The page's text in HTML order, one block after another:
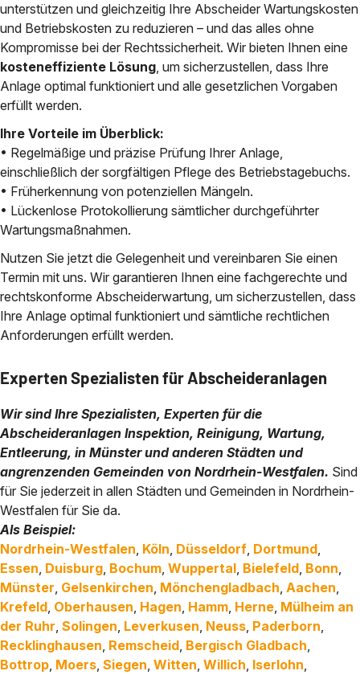
unterstützen und gleichzeitig Ihre Abscheider Wartungskosten
und Betriebskosten zu reduzieren – und das alles ohne
Kompromisse bei der Rechtssicherheit. Wir bieten Ihnen eine
kosteneffiziente Lösung, um sicherzustellen, dass Ihre
Anlage optimal funktioniert und alle gesetzlichen Vorgaben
erfüllt werden.
Ihre Vorteile im Überblick:
• Regelmäßige und präzise Prüfung Ihrer Anlage,
einschließlich der sorgfältigen Pflege des Betriebstagebuchs.
• Früherkennung von potenziellen Mängeln.
• Lückenlose Protokollierung sämtlicher durchgeführter
Wartungsmaßnahmen.
Nutzen Sie jetzt die Gelegenheit und vereinbaren Sie einen
Termin mit uns. Wir garantieren Ihnen eine fachgerechte und
rechtskonforme Abscheiderwartung, um sicherzustellen, dass
Ihre Anlage optimal funktioniert und sämtliche rechtlichen
Anforderungen erfüllt werden.
Experten Spezialisten für Abscheideranlagen
Wir sind Ihre Spezialisten, Experten für die
Abscheideranlagen Inspektion, Reinigung, Wartung,
Entleerung, in Münster und anderen Städten und
angrenzenden Gemeinden von Nordrhein-Westfalen. Sind
für Sie jederzeit in allen Städten und Gemeinden in Nordrhein-
Westfalen für Sie da.
Als Beispiel:
Nordrhein-Westfalen, Köln, Düsseldorf, Dortmund,
Essen, Duisburg, Bochum, Wuppertal, Bielefeld, Bonn,
Münster, Gelsenkirchen, Mönchengladbach, Aachen,
Krefeld, Oberhausen, Hagen, Hamm, Herne, Mülheim an
der Ruhr, Solingen, Leverkusen, Neuss, Paderborn,
Recklinghausen, Remscheid, Bergisch Gladbach,
Bottrop, Moers, Siegen, Witten, Willich, Iserlohn,